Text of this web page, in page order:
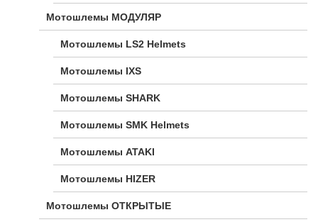
Мотошлемы МОДУЛЯР
Мотошлемы LS2 Helmets
Мотошлемы IXS
Мотошлемы SHARK
Мотошлемы SMK Helmets
Мотошлемы ATAKI
Мотошлемы HIZER
Мотошлемы ОТКРЫТЫЕ